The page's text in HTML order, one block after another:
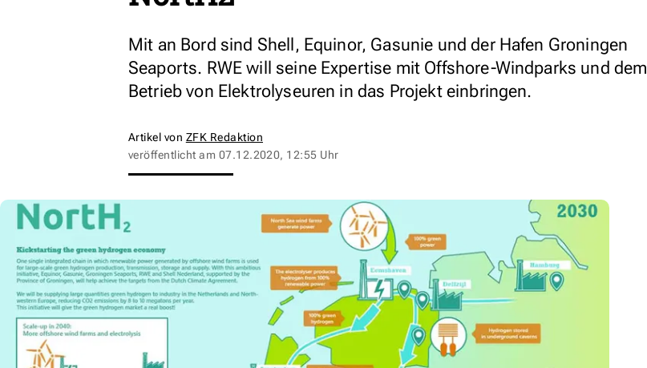
Mit an Bord sind Shell, Equinor, Gasunie und der Hafen Groningen
Seaports. RWE will seine Expertise mit Offshore-Windparks und dem
Betrieb von Elektrolyseuren in das Projekt einbringen.
Artikel von ZFK Redaktion
veröffentlicht am 07.12.2020, 12:55 Uhr